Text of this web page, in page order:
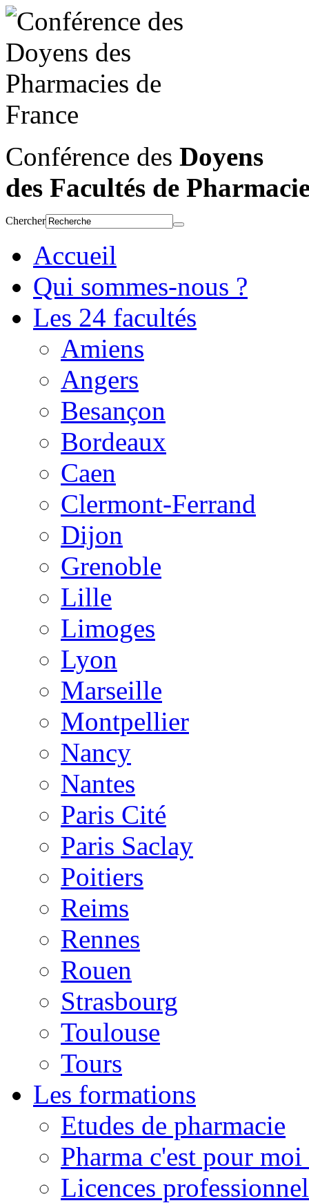
Conférence des Doyens
des Facultés de
Chercher
Accueil
Qui sommes-nous ?
Les 24 facultés
Amiens
Angers
Besançon
Bordeaux
Caen
Clermont-Ferrand
Dijon
Grenoble
Lille
Limoges
Lyon
Marseille
Montpellier
Nancy
Nantes
Paris Cité
Paris Saclay
Poitiers
Reims
Rennes
Rouen
Strasbourg
Toulouse
Tours
Les formations
Etudes de pharmacie
Pharma c'est pour
Licences